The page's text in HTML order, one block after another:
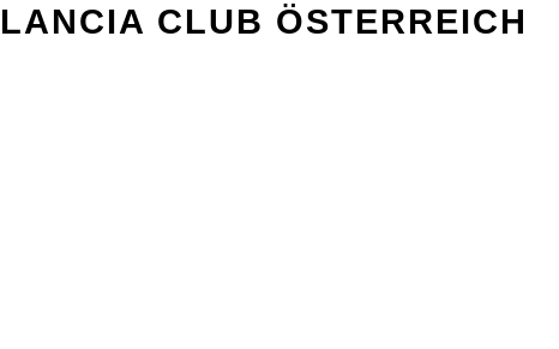
LANCIA CLUB ÖSTERREICH